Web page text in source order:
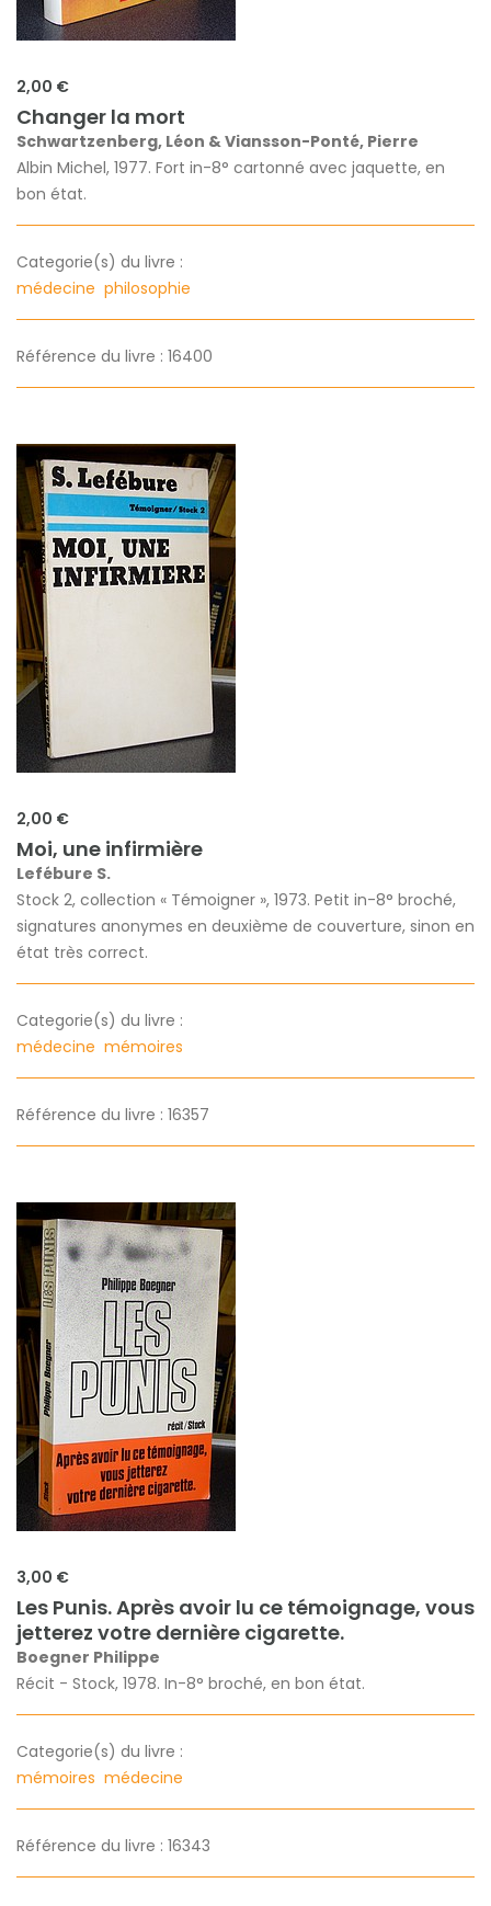
2,00 €
Changer la mort
Schwartzenberg, Léon & Viansson-Ponté, Pierre
Albin Michel, 1977. Fort in-8° cartonné avec jaquette, en
bon état.
Categorie(s) du livre :
médecine philosophie
Référence du livre : 16400
2,00 €
Moi, une infirmière
Lefébure S.
Stock 2, collection « Témoigner », 1973. Petit in-8° broché,
signatures anonymes en deuxième de couverture, sinon en
état très correct.
Categorie(s) du livre :
médecine mémoires
Référence du livre : 16357
3,00 €
Les Punis. Après avoir lu ce témoignage, vous
jetterez votre dernière cigarette.
Boegner Philippe
Récit - Stock, 1978. In-8° broché, en bon état.
Categorie(s) du livre :
mémoires médecine
Référence du livre : 16343